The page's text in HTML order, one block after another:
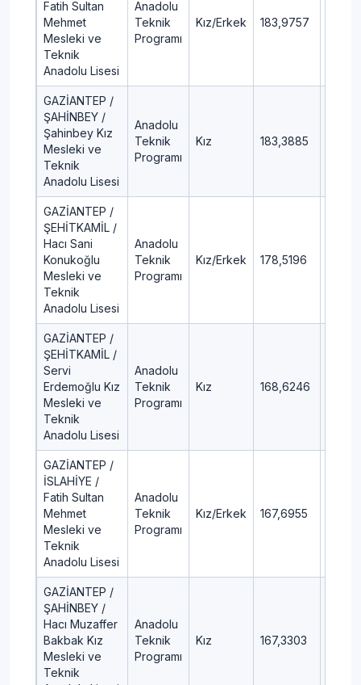
Fatih Sultan
Mehmet
Mesleki ve
Teknik
Anadolu Lisesi
Anadolu
Teknik
Programı
Kız/Erkek 183,9757
GAZİANTEP /
ŞAHİNBEY /
Şahinbey Kız
Mesleki ve
Teknik
Anadolu Lisesi
Anadolu
Teknik
Programı
Kız 183,3885
GAZİANTEP /
ŞEHİTKAMİL /
Hacı Sani
Konukoğlu
Mesleki ve
Teknik
Anadolu Lisesi
Anadolu
Teknik
Programı
Kız/Erkek 178,5196
GAZİANTEP /
ŞEHİTKAMİL /
Servi
Erdemoğlu Kız
Mesleki ve
Teknik
Anadolu Lisesi
Anadolu
Teknik
Programı
Kız 168,6246
GAZİANTEP /
İSLAHİYE /
Fatih Sultan
Mehmet
Mesleki ve
Teknik
Anadolu Lisesi
Anadolu
Teknik
Programı
Kız/Erkek 167,6955
GAZİANTEP /
ŞAHİNBEY /
Hacı Muzaffer
Bakbak Kız
Mesleki ve
Teknik
Anadolu
Teknik
Programı
Kız 167,3303